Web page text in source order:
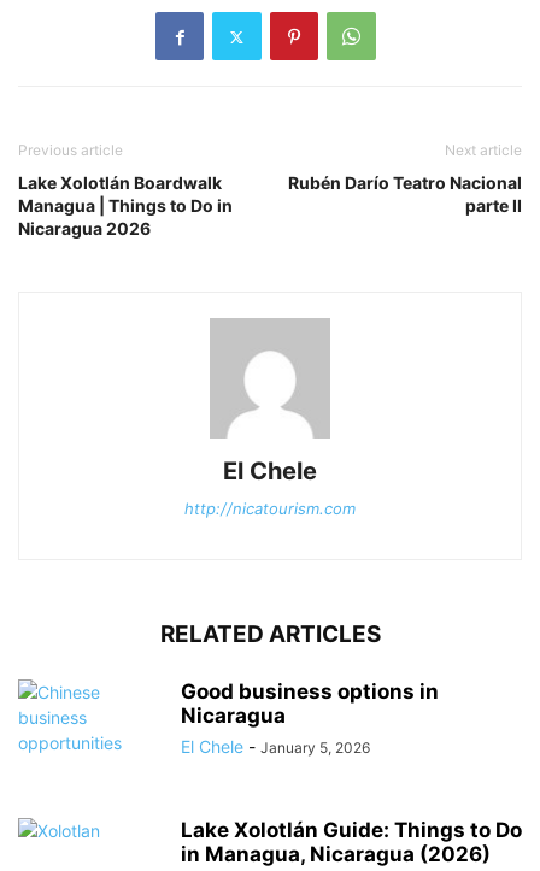
Previous article
Lake Xolotlán Boardwalk
Managua | Things to Do in
Nicaragua 2026
Next article
Rubén Darío Teatro Nacional
parte II
El Chele
http://nicatourism.com
RELATED ARTICLES
Good business options in
Nicaragua
El Chele - January 5, 2026
Lake Xolotlán Guide: Things to Do
in Managua, Nicaragua (2026)